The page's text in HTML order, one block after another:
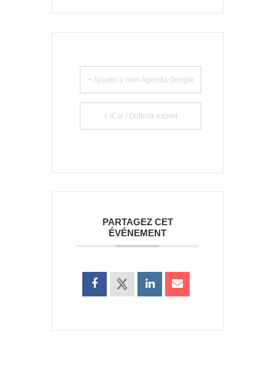
+ Ajouter à mon Agenda Google
+ iCal / Outlook export
PARTAGEZ CET
ÉVÉNEMENT